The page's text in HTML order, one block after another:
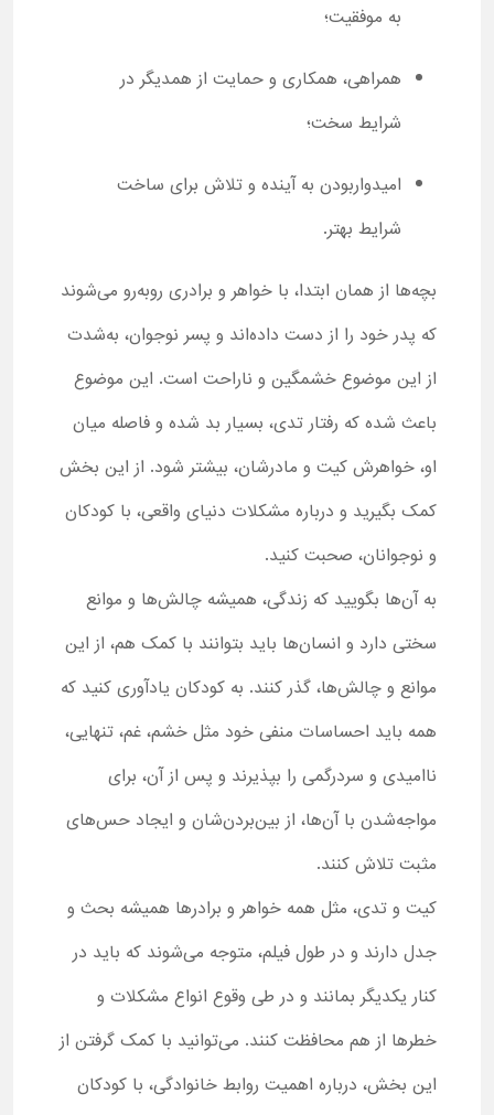
به موفقیت؛
همراهی، همکاری و حمایت از همدیگر در
شرایط سخت؛
امیدواربودن به آینده و تلاش برای ساخت
شرایط بهتر.
بچه‌ها از همان ابتدا، با خواهر و برادری روبه‌رو می‌شوند
که پدر خود را از دست داده‌اند و پسر نوجوان، به‌شدت
از این موضوع خشمگین و ناراحت است. این موضوع
باعث شده که رفتار تدی، بسیار بد شده و فاصله میان
او، خواهرش کیت و مادرشان، بیشتر شود. از این بخش
کمک بگیرید و درباره مشکلات دنیای واقعی، با کودکان
و نوجوانان، صحبت کنید.
به آن‌ها بگویید که زندگی، همیشه چالش‌ها و موانع
سختی دارد و انسان‌ها باید بتوانند با کمک هم، از این
موانع و چالش‌ها، گذر کنند. به کودکان یادآوری کنید که
همه باید احساسات منفی خود مثل خشم، غم، تنهایی،
ناامیدی و سردرگمی را بپذیرند و پس از آن، برای
مواجه‌شدن با آن‌ها، از بین‌بردن‌شان و ایجاد حس‌های
مثبت تلاش کنند.
کیت و تدی، مثل همه خواهر و برادرها همیشه بحث و
جدل دارند و در طول فیلم، متوجه می‌شوند که باید در
کنار یکدیگر بمانند و در طی وقوع انواع مشکلات و
خطرها از هم محافظت کنند. می‌توانید با کمک گرفتن از
این بخش، درباره اهمیت روابط خانوادگی، با کودکان